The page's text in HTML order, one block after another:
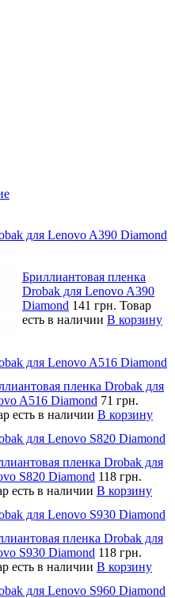
для Lenovo A390 Diamond
Бриллиантовая пленка
Drobak для Lenovo A390
Diamond 141 грн. Товар
есть в наличии В корзину
для Lenovo A516 Diamond
пленка Drobak для
A516 Diamond 71 грн.
есть в наличии В корзину
для Lenovo S820 Diamond
пленка Drobak для
S820 Diamond 118 грн.
есть в наличии В корзину
для Lenovo S930 Diamond
пленка Drobak для
S930 Diamond 118 грн.
есть в наличии В корзину
для Lenovo S960 Diamond